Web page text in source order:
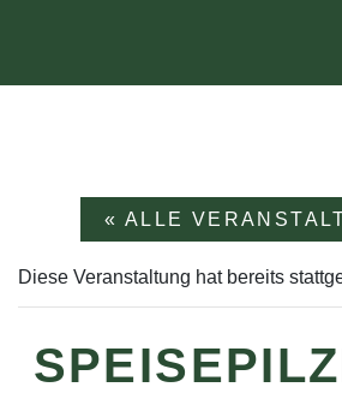
« ALLE
Diese Veranstaltung hat bereits